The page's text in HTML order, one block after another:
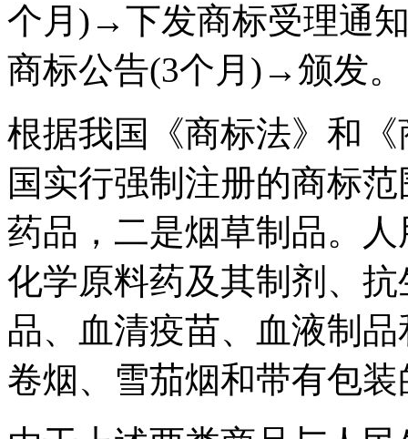
个月)→下发商标受理通
商标公告(3个月)→颁发。
根据我国《商标法》和
国实行强制注册的商标
药品，二是烟草制品。
化学原料药及其制剂、
品、血清疫苗、血液制
卷烟、雪茄烟和带有包